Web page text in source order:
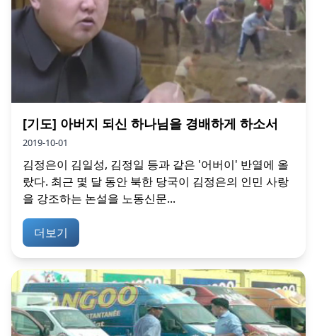
[기도] 아버지 되신 하나님을 경배하게 하소서
2019-10-01
김정은이 김일성, 김정일 등과 같은 '어버이' 반열에 올
랐다. 최근 몇 달 동안 북한 당국이 김정은의 인민 사랑
을 강조하는 논설을 노동신문...
더보기